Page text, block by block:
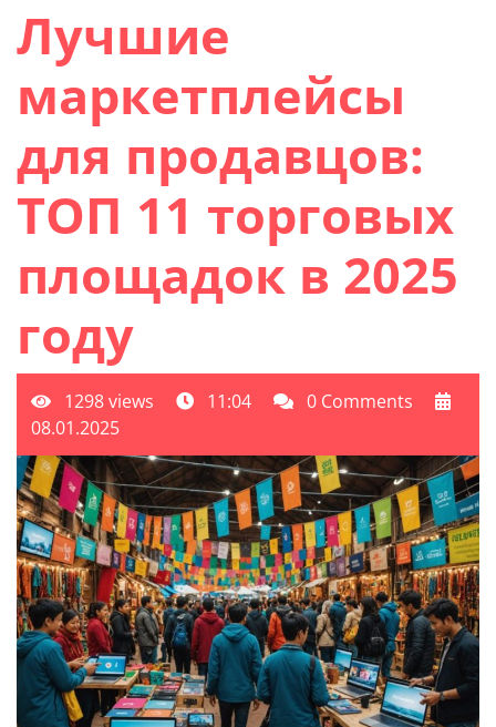
Лучшие
маркетплейсы
для продавцов:
ТОП 11 торговых
площадок в 2025
году
1298 views 11:04
0 Comments
08.01.2025